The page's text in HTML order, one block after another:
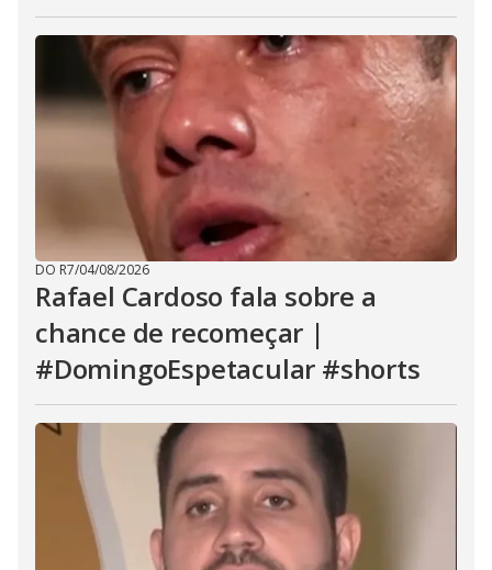
DO R7/04/08/2026
Rafael Cardoso fala sobre a
chance de recomeçar |
#DomingoEspetacular #shorts